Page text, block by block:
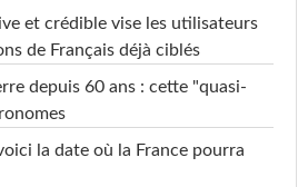
et crédible vise les utilisateurs
de Français déjà ciblés
depuis 60 ans : cette "quasi-
la date où la France pourra